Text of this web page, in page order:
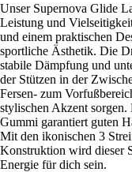
Unser Supernova Glide
Leistung und
und einem praktischen
sportliche Ästhetik. Die
stabile Dämpfung und
der Stützen in der
Fersen- zum
stylischen Akzent sorgen.
Gummi garantiert guten
Mit den ikonischen 3
Konstruktion wird dieser
Energie für dich sein.